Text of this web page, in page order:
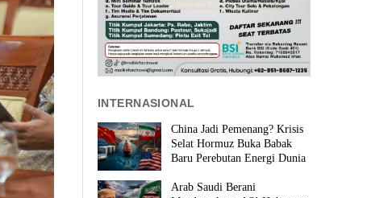
INTERNASIONAL
China Jadi Pemenang? Krisis
Selat Hormuz Buka Babak
Baru Perebutan Energi Dunia
Arab Saudi Berani